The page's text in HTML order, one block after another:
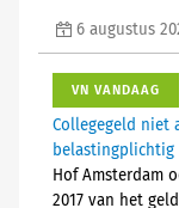
6 augustus
VN VANDAAG
Collegegeld niet
belastingplichtig
Hof Amsterdam
2017 van het